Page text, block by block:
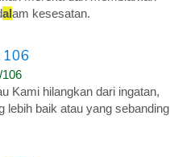
alam kesesatan.
106
Kami hilangkan dari ingatan,
lebih baik atau yang sebanding